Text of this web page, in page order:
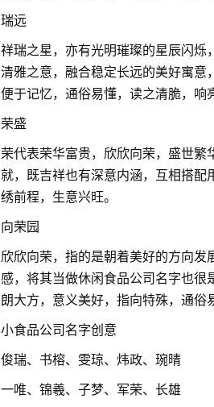
瑞远
祥瑞之星，亦有光明璀璨的星辰闪
清雅之意，融合稳定长远的美好寓
便于记忆，通俗易懂，读之清脆，响
荣盛
荣代表荣华富贵，欣欣向荣，盛世
就，既吉祥也有深意内涵，互相搭
绣前程，生意兴旺。
向荣园
欣欣向荣，指的是朝着美好的方向
感，将其当做休闲食品公司名字也
朗大方，意义美好，指向特殊，通俗
小食品公司名字创意
俊瑞、书榕、雯琼、炜政、琬晴
一唯、锦羲、子梦、军荣、长雄